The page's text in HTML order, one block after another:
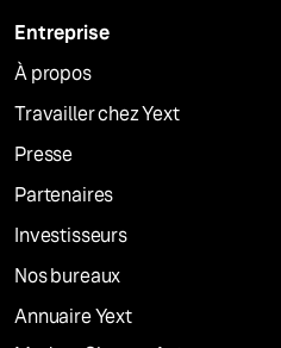
Entreprise
À propos
Travailler chez Yext
Presse
Partenaires
Investisseurs
Nos bureaux
Annuaire Yext